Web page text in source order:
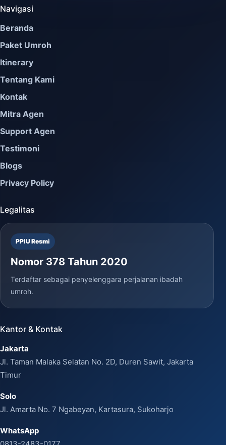
Navigasi
Beranda
Paket Umroh
Itinerary
Tentang Kami
Kontak
Mitra Agen
Support Agen
Testimoni
Blogs
Privacy Policy
Legalitas
PPIU Resmi
Nomor 378 Tahun 2020
Terdaftar sebagai penyelenggara perjalanan ibadah
umroh.
Kantor & Kontak
Jakarta
Jl. Taman Malaka Selatan No. 2D, Duren Sawit, Jakarta
Timur
Solo
Jl. Amarta No. 7 Ngabeyan, Kartasura, Sukoharjo
WhatsApp